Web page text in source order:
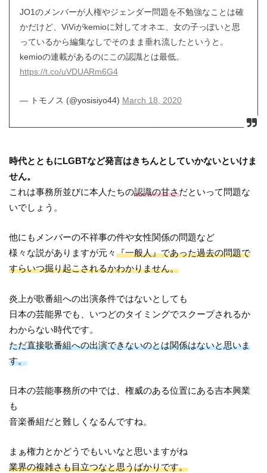
JO1のメンバーが人権やジェンダー問題を不勉強なことは確
かだけど、ViViがkemioに対してオネエ、女の子っぽいと思
っているから編集なしでそのまま垂れ流したというと。
kemioの連載があるのにこの認識とは最低。
https://t.co/uVDUARm6G4
— トモノス (@yosisiyo44) March 18, 2020
時代とともにLGBTなど発言はきちんとしていかないといけま
せん。
これは事務所並びに本人たちの認識の甘さだといって問題な
いでしょう。
他にもメンバーの不祥事の件や女性関係の問題など
様々な説がありますが元々『一般人』であった過去の問題で
すらいつ掘り起こされるかわかりません。
炎上が歌番組への出演条件ではないとしても
日本の芸能界でも、いつどのタイミングでスクープされるか
わからない時代です。
ただ直接歌番組への出演できないのとは関係はないと思いま
す。
日本の芸能事務所の中では、権威のある位置にある吉本興業
も
音楽番組だと難しくなるんですね。
まぁ権力とかどうでもいいなと思いますがね
業界の複雑さも目立つなと思うばかりです。